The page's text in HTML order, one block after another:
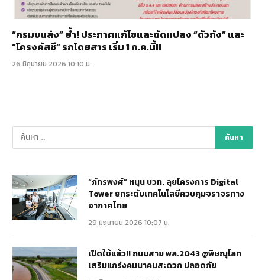
“กรมขนส่ง” ย้ำ! ประกาศแก้ไขและดัดแปลง “ตัวถัง” และ
“โครงคัสซี” รถโดยสาร เริ่ม 1 ก.ค.นี้!!
26 มิถุนายน 2026 10:10 น.
“ภัทรพงศ์” หนุน บวท. ลุยโครงการ Digital
Tower ยกระดับเทคโนโลยีควบคุมจราจรทาง
อากาศไทย
29 มิถุนายน 2026 10:07 น.
เปิดใช้แล้ว!! ถนนสาย พล.2043 @พิษณุโลก
เสริมแกร่งคมนาคมสะดวก ปลอดภัย